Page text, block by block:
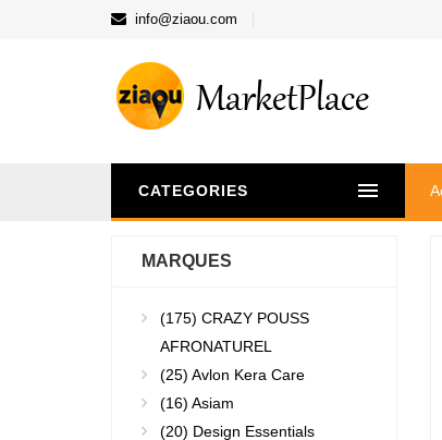
info@ziaou.com
CATEGORIES
MARQUES
(175) CRAZY POUSS
AFRONATUREL
(25) Avlon Kera Care
(16) Asiam
(20) Design Essentials